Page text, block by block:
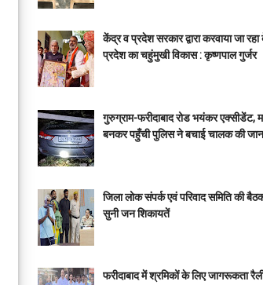
केंद्र व प्रदेश सरकार द्वारा करवाया जा
प्रदेश का चहुंमुखी विकास : कृष्णपाल गुर्जर
गुरुग्राम-फरीदाबाद रोड भयंकर एक्सीडेंट,
बनकर पहुँची पुलिस ने बचाई चालक की जान
जिला लोक संपर्क एवं परिवाद समिति की
सुनी जन शिकायतें
फरीदाबाद में श्रमिकों के लिए जागरूकता